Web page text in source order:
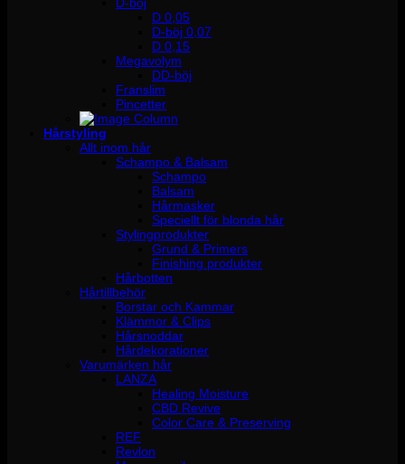
D 0,05
D-böj 0,07
D 0,15
Megavolym
DD-böj
Franslim
Pincetter
Hårstyling
Allt inom hår
Schampo & Balsam
Schampo
Balsam
Hårmasker
Speciellt för blonda hår
Stylingprodukter
Grund & Primers
Finishing produkter
Hårbotten
Hårtillbehör
Borstar och Kammar
Klämmor & Clips
Hårsnoddar
Hårdekorationer
Varumärken hår
LANZA
Healing Moisture
CBD Revive
Color Care & Preserving
REF
Revlon